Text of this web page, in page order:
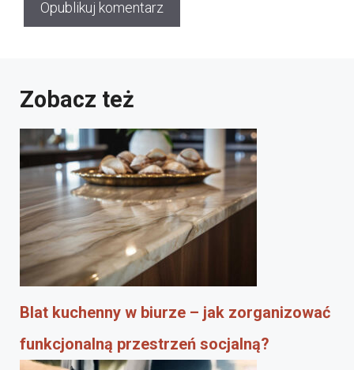
Zobacz też
Blat kuchenny w biurze – jak zorganizować
funkcjonalną przestrzeń socjalną?